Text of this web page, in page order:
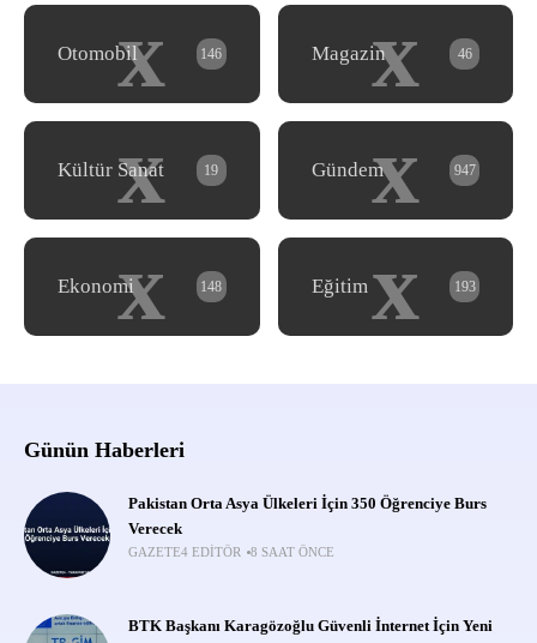
x
Otomobil 146 x
Magazin 46
x
Kültür Sanat 19 x
Gündem 947
x
Ekonomi 148 x
Eğitim 193
Günün Haberleri
Pakistan Orta Asya Ülkeleri İçin 350 Öğrenciye Burs
Verecek
GAZETE4 EDITÖR 8 SAAT ÖNCE
BTK Başkanı Karagözoğlu Güvenli İnternet İçin Yeni